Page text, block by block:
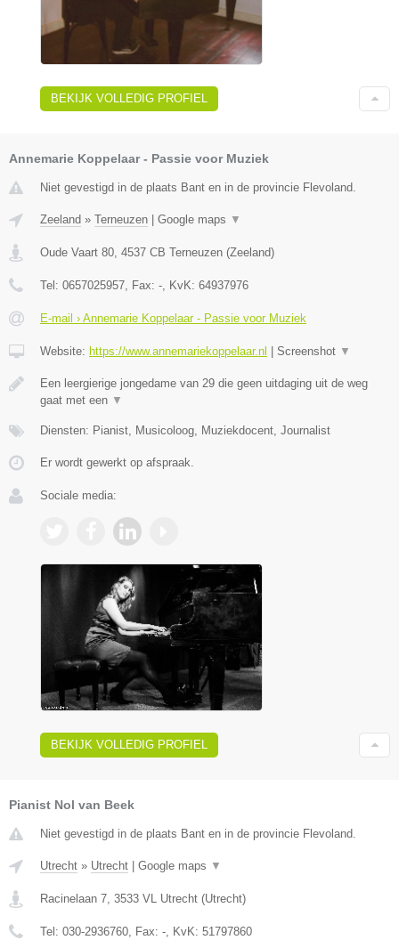
BEKIJK VOLLEDIG PROFIEL
Annemarie Koppelaar - Passie voor Muziek
Niet gevestigd in de plaats Bant en in de provincie Flevoland.
Zeeland » Terneuzen Google maps ▼
Oude Vaart 80 4537 CB Terneuzen (Zeeland)
Tel: 0657025957 , Fax: - , KvK: 64937976
E-mail › Annemarie Koppelaar - Passie voor Muziek
Website: https://www.annemariekoppelaar.nl Screenshot ▼
Een leergierige jongedame van 29 die geen uitdaging uit de weg
gaat met een ▼
Diensten: Pianist, Musicoloog, Muziekdocent, Journalist
Er wordt gewerkt op afspraak.
Sociale media:
BEKIJK VOLLEDIG PROFIEL
Pianist Nol van Beek
Niet gevestigd in de plaats Bant en in de provincie Flevoland.
Utrecht » Utrecht Google maps ▼
Racinelaan 7, 3533 VL Utrecht (Utrecht)
Tel: 030-2936760, Fax: -, KvK: 51797860